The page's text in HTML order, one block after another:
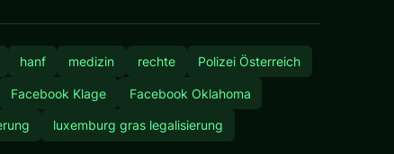
hanf medizin rechte Polizei Österreich
Facebook Klage Facebook Oklahoma
luxemburg gras legalisierung